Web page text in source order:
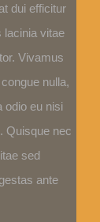
dui efficitur
lacinia vitae
Vivamus
nulla,
odio eu nisi
Quisque nec
sed
ante